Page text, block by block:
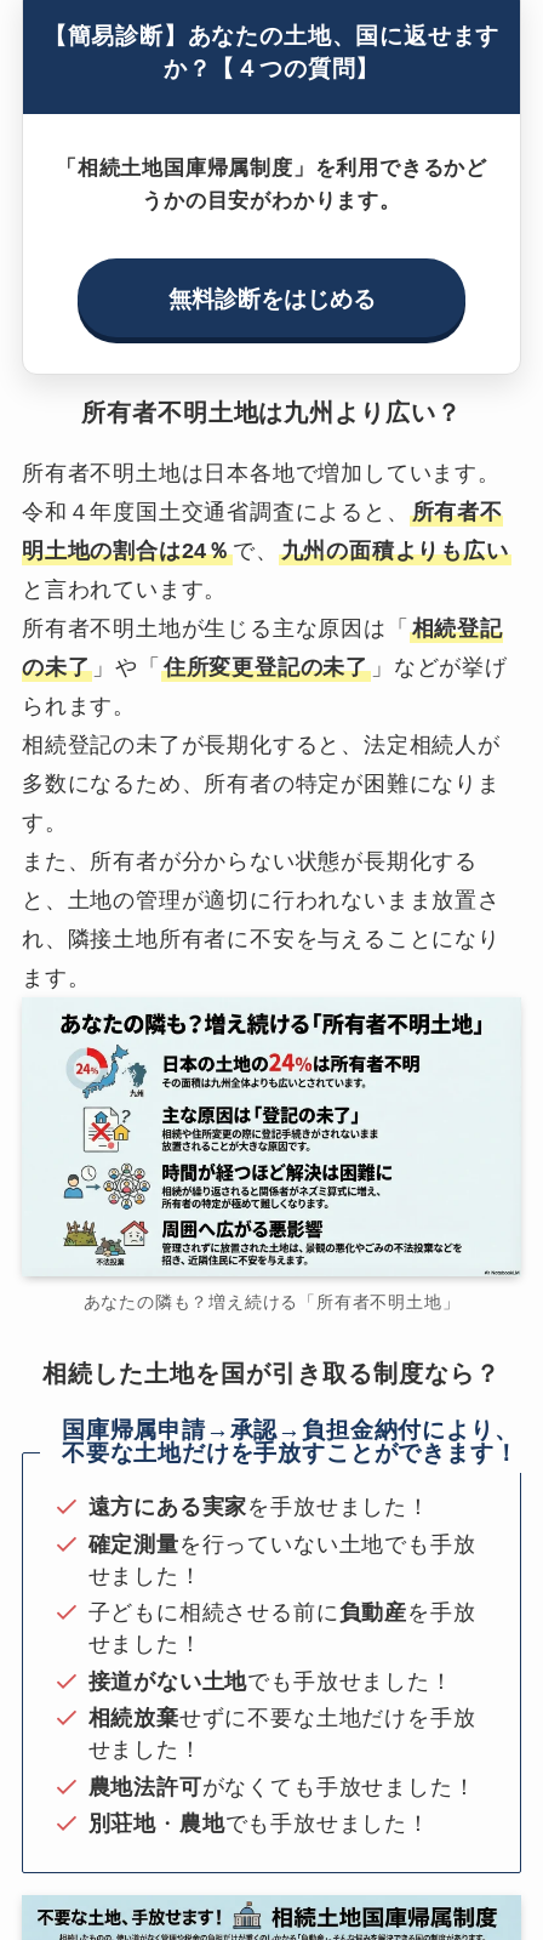
【簡易診断】あなたの土地、国に返せます
か？【４つの質問】
「相続土地国庫帰属制度」を利用できるかど
うかの目安がわかります。
無料診断をはじめる
所有者不明土地は九州より広い？
所有者不明土地は日本各地で増加しています。
令和４年度国土交通省調査によると、 所有者不
明土地の割合は24％で、 九州の面積よりも広い
と言われています。
所有者不明土地が生じる主な原因は「 相続登記
の未了 」や「 住所変更登記の未了 」などが挙げ
られます。
相続登記の未了が長期化すると、法定相続人が
多数になるため、所有者の特定が困難になりま
す。
また、所有者が分からない状態が長期化する
と、土地の管理が適切に行われないまま放置さ
れ、隣接土地所有者に不安を与えることになり
ます。
あなたの隣も？増え続ける「所有者不明土地」
相続した土地を国が引き取る制度なら？
国庫帰属申請→承認→負担金納付により、
不要な土地だけを手放すことができます！
遠方にある実家を手放せました！
確定測量を行っていない土地でも手放
せました！
子どもに相続させる前に負動産を手放
せました！
接道がない土地でも手放せました！
相続放棄せずに不要な土地だけを手放
せました！
農地法許可がなくても手放せました！
別荘地 ・ 農地でも手放せました！